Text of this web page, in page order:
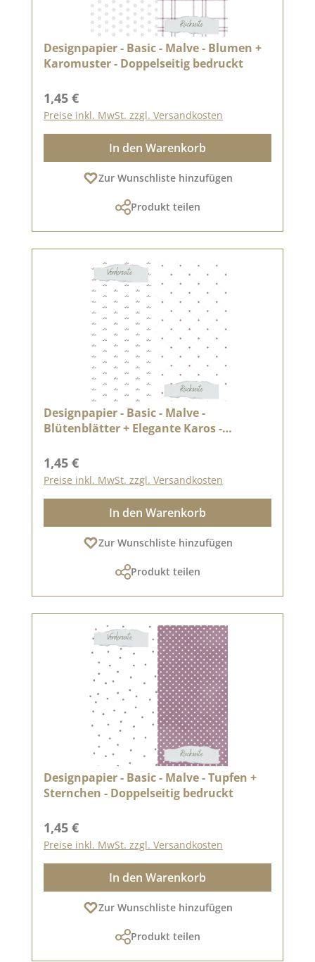
Designpapier - Basic - Malve - Blumen +
Karomuster - Doppelseitig bedruckt
Regulärer Preis:
1,45 €
Preise inkl. MwSt. zzgl. Versandkosten
In den Warenkorb
Zur Wunschliste hinzufügen
Produkt teilen
Designpapier - Basic - Malve -
Blütenblätter + Elegante Karos -
Regulärer Preis:
1,45 €
Preise inkl. MwSt. zzgl. Versandkosten
In den Warenkorb
Zur Wunschliste hinzufügen
Produkt teilen
Designpapier - Basic - Malve - Tupfen +
Sternchen - Doppelseitig bedruckt
Regulärer Preis:
1,45 €
Preise inkl. MwSt. zzgl. Versandkosten
In den Warenkorb
Zur Wunschliste hinzufügen
Produkt teilen